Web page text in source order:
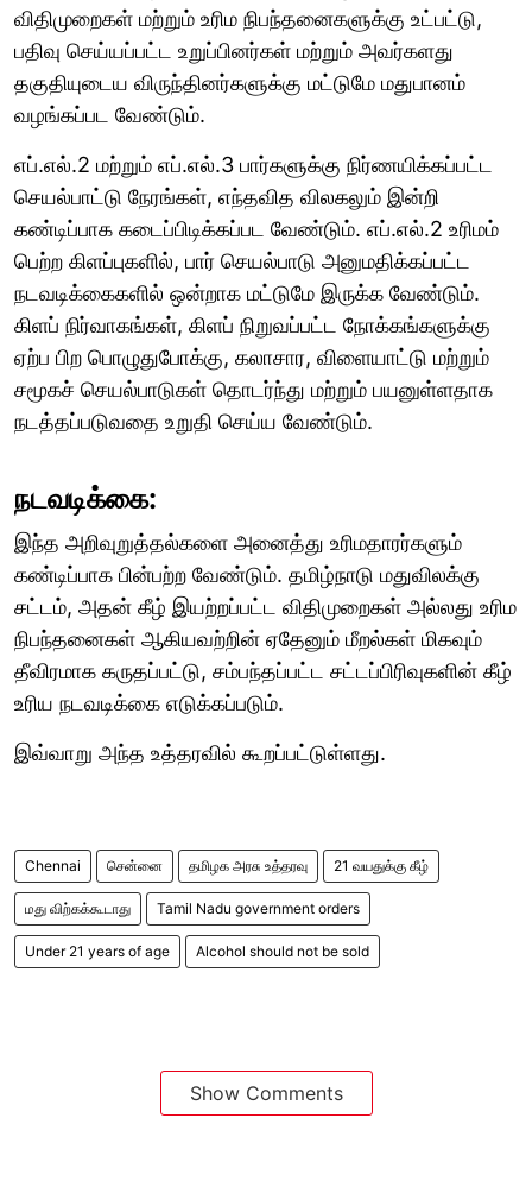
விதிமுறைகள் மற்றும் உரிம நிபந்தனைகளுக்கு உட்பட்டு,
பதிவு செய்யப்பட்ட உறுப்பினர்கள் மற்றும் அவர்களது
தகுதியுடைய விருந்தினர்களுக்கு மட்டுமே மதுபானம்
வழங்கப்பட வேண்டும்.
எப்.எல்.2 மற்றும் எப்.எல்.3 பார்களுக்கு நிர்ணயிக்கப்பட்ட
செயல்பாட்டு நேரங்கள், எந்தவித விலகலும் இன்றி
கண்டிப்பாக கடைப்பிடிக்கப்பட வேண்டும். எப்.எல்.2 உரிமம்
பெற்ற கிளப்புகளில், பார் செயல்பாடு அனுமதிக்கப்பட்ட
நடவடிக்கைகளில் ஒன்றாக மட்டுமே இருக்க வேண்டும்.
கிளப் நிர்வாகங்கள், கிளப் நிறுவப்பட்ட நோக்கங்களுக்கு
ஏற்ப பிற பொழுதுபோக்கு, கலாசார, விளையாட்டு மற்றும்
சமூகச் செயல்பாடுகள் தொடர்ந்து மற்றும் பயனுள்ளதாக
நடத்தப்படுவதை உறுதி செய்ய வேண்டும்.
நடவடிக்கை:
இந்த அறிவுறுத்தல்களை அனைத்து உரிமதாரர்களும்
கண்டிப்பாக பின்பற்ற வேண்டும். தமிழ்நாடு மதுவிலக்கு
சட்டம், அதன் கீழ் இயற்றப்பட்ட விதிமுறைகள் அல்லது உரிம
நிபந்தனைகள் ஆகியவற்றின் ஏதேனும் மீறல்கள் மிகவும்
தீவிரமாக கருதப்பட்டு, சம்பந்தப்பட்ட சட்டப்பிரிவுகளின் கீழ்
உரிய நடவடிக்கை எடுக்கப்படும்.
இவ்வாறு அந்த உத்தரவில் கூறப்பட்டுள்ளது.
Chennai சென்னை தமிழக அரசு உத்தரவு 21 வயதுக்கு கீழ்
மது விற்கக்கூடாது Tamil Nadu government orders
Under 21 years of age Alcohol should not be sold
Show Comments